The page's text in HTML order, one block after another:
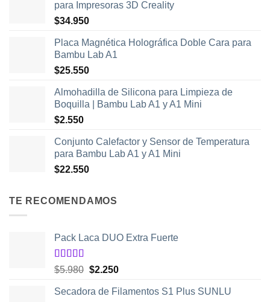
para Impresoras 3D Creality
$34.950
Placa Magnética Holográfica Doble Cara para
Bambu Lab A1
$25.550
Almohadilla de Silicona para Limpieza de
Boquilla | Bambu Lab A1 y A1 Mini
$2.550
Conjunto Calefactor y Sensor de Temperatura
para Bambu Lab A1 y A1 Mini
$22.550
TE RECOMENDAMOS
Pack Laca DUO Extra Fuerte
Valorado
de
5
$5.980 El
original
$2.250El
actual
Secadora de Filamentos S1 Plus SUNLU